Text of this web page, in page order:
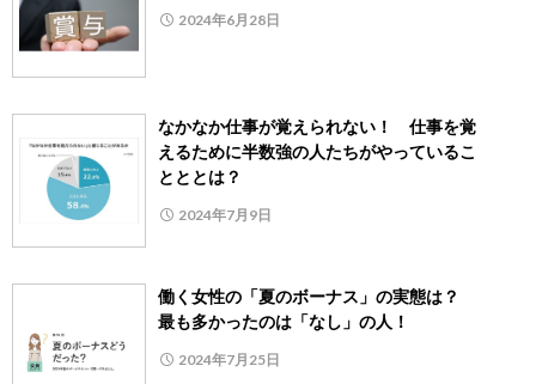
2024年6月28日
なかなか仕事が覚えられない！ 仕事を覚
えるために半数強の人たちがやっているこ
とととは？
2024年7月9日
働く女性の「夏のボーナス」の実態は？
最も多かったのは「なし」の人！
2024年7月25日